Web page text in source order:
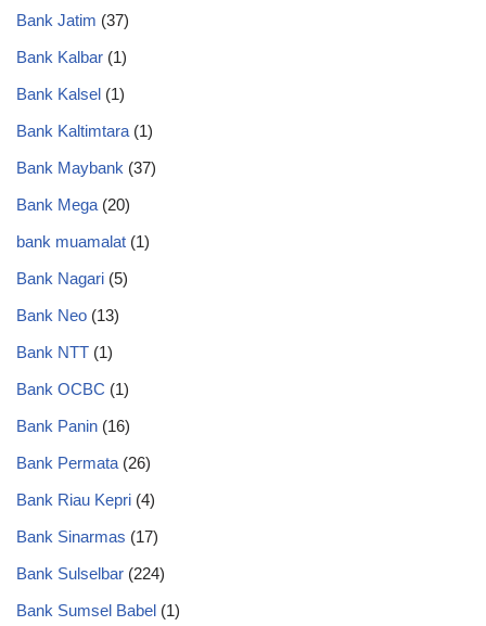
Bank Jatim (37)
Bank Kalbar (1)
Bank Kalsel (1)
Bank Kaltimtara (1)
Bank Maybank (37)
Bank Mega (20)
bank muamalat (1)
Bank Nagari (5)
Bank Neo (13)
Bank NTT (1)
Bank OCBC (1)
Bank Panin (16)
Bank Permata (26)
Bank Riau Kepri (4)
Bank Sinarmas (17)
Bank Sulselbar (224)
Bank Sumsel Babel (1)